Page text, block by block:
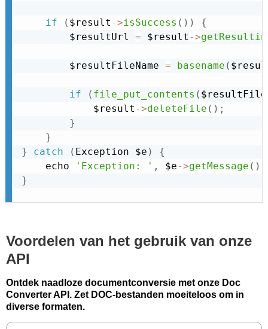
if ( $result ->isSuccess ( ) )
{
        $resultUrl
= $result ->
        $resultFileName
= basename (
if ( file_put_contents (
            $result
->deleteFile ( ) ;
}
}
}
catch ( Exception $e )
{
    echo
'Exception: ' , $e->getMessage ( )
}
Voordelen van het gebruik van onze
API
Ontdek naadloze documentconversie met onze Doc
Converter API. Zet DOC-bestanden moeiteloos om in
diverse formaten.